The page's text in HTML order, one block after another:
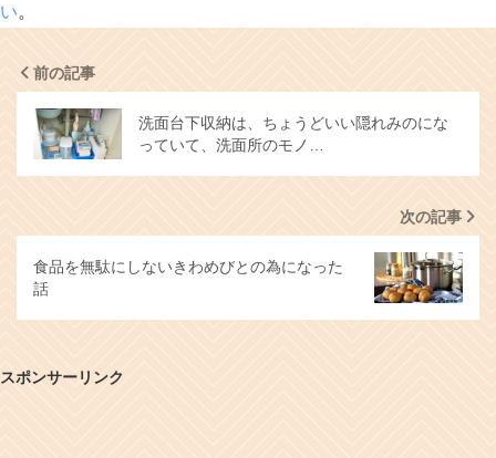
い。
前の記事
洗面台下収納は、ちょうどいい隠れみのにな
っていて、洗面所のモノ…
次の記事
食品を無駄にしないきわめびとの為になった
話
スポンサーリンク